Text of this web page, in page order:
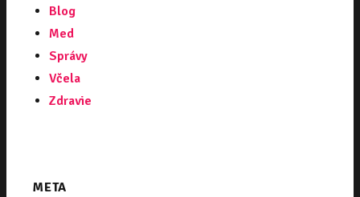
Blog
Med
Správy
Včela
Zdravie
META